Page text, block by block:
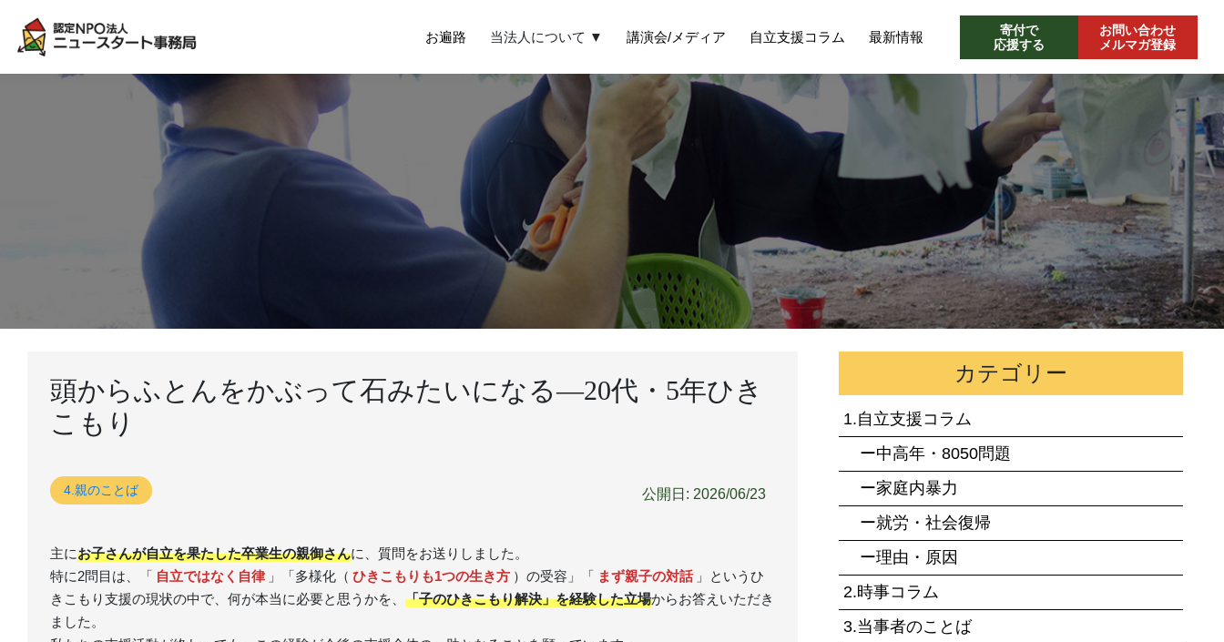
お遍路 当法人について ▼ 講演会/メディア 自立支援コラム 最新情報
寄付で
応援する
お問い合わせ
メルマガ登録
頭からふとんをかぶって石みたいになる―20代・5年ひき
こもり
4.親のことば 公開日: 2026/06/23
主にお子さんが自立を果たした卒業生の親御さんに、質問をお送りしました。
特に2問目は、「 自立ではなく自律 」「多様化（ ひきこもりも1つの生き方 ）の受容」「 まず親子の対話 」というひ
きこもり支援の現状の中で、何が本当に必要と思うかを、 「子のひきこもり解決」を経験した立場からお答えいただき
ました。
カテゴリー
1.自立支援コラム
ー中高年・8050問題
ー家庭内暴力
ー就労・社会復帰
ー理由・原因
2.時事コラム
3.当事者のことば